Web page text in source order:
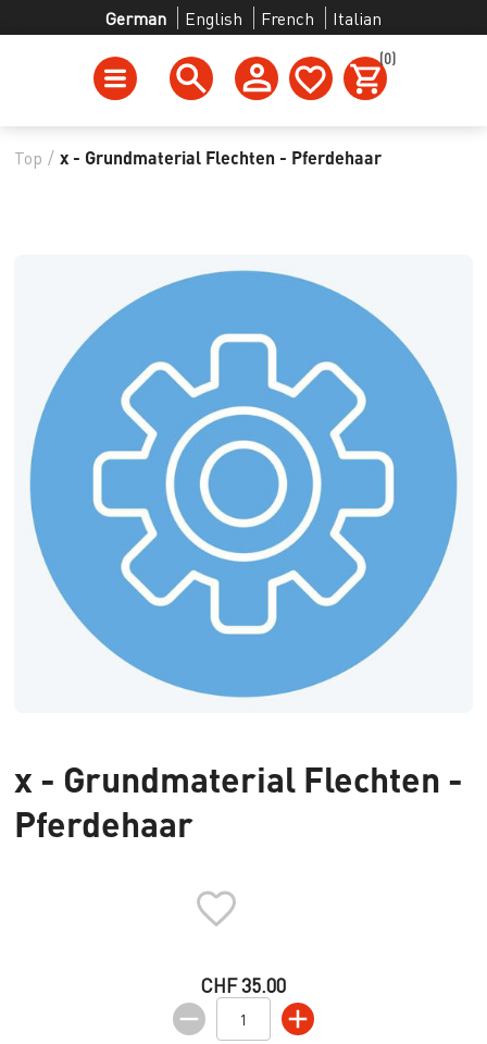
German English French Italian
(0)
Top / x - Grundmaterial Flechten - Pferdehaar
x - Grundmaterial Flechten -
Pferdehaar
CHF 35.00